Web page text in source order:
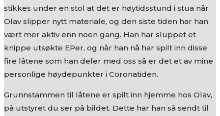
stikkes under en stol at det er høytidsstund i stua når
Olav slipper nytt materiale, og den siste tiden har han
vært mer aktiv enn noen gang. Han har sluppet et
knippe utsøkte EPer, og når han nå har spilt inn disse
fire låtene som han deler med oss så er det et av mine
personlige høydepunkter i Coronatiden.
Grunnstammen til låtene er spilt inn hjemme hos Olav,
på utstyret du ser på bildet. Dette har han så sendt til